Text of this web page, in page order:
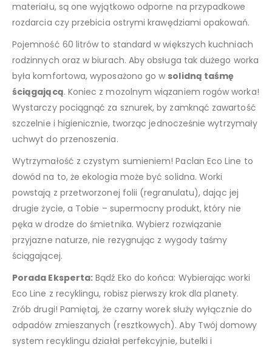
materiału, są one wyjątkowo odporne na przypadkowe
rozdarcia czy przebicia ostrymi krawędziami opakowań.
Pojemność 60 litrów to standard w większych kuchniach
rodzinnych oraz w biurach. Aby obsługa tak dużego worka
była komfortowa, wyposażono go w solidną taśmę
ściągającą. Koniec z mozolnym wiązaniem rogów worka!
Wystarczy pociągnąć za sznurek, by zamknąć zawartość
szczelnie i higienicznie, tworząc jednocześnie wytrzymały
uchwyt do przenoszenia.
Wytrzymałość z czystym sumieniem! Paclan Eco Line to
dowód na to, że ekologia może być solidna. Worki
powstają z przetworzonej folii (regranulatu), dając jej
drugie życie, a Tobie – supermocny produkt, który nie
pęka w drodze do śmietnika. Wybierz rozwiązanie
przyjazne naturze, nie rezygnując z wygody taśmy
ściągającej.
Porada Eksperta: Bądź Eko do końca: Wybierając worki
Eco Line z recyklingu, robisz pierwszy krok dla planety.
Zrób drugi! Pamiętaj, że czarny worek służy wyłącznie do
odpadów zmieszanych (resztkowych). Aby Twój domowy
system recyklingu działał perfekcyjnie, butelki i